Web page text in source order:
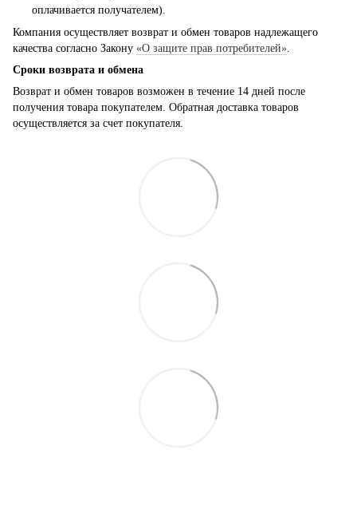
оплачивается получателем).
Компания осуществляет возврат и обмен товаров надлежащего
качества согласно Закону «О защите прав потребителей».
Сроки возврата и обмена
Возврат и обмен товаров возможен в течение 14 дней после
получения товара покупателем. Обратная доставка товаров
осуществляется за счет покупателя.